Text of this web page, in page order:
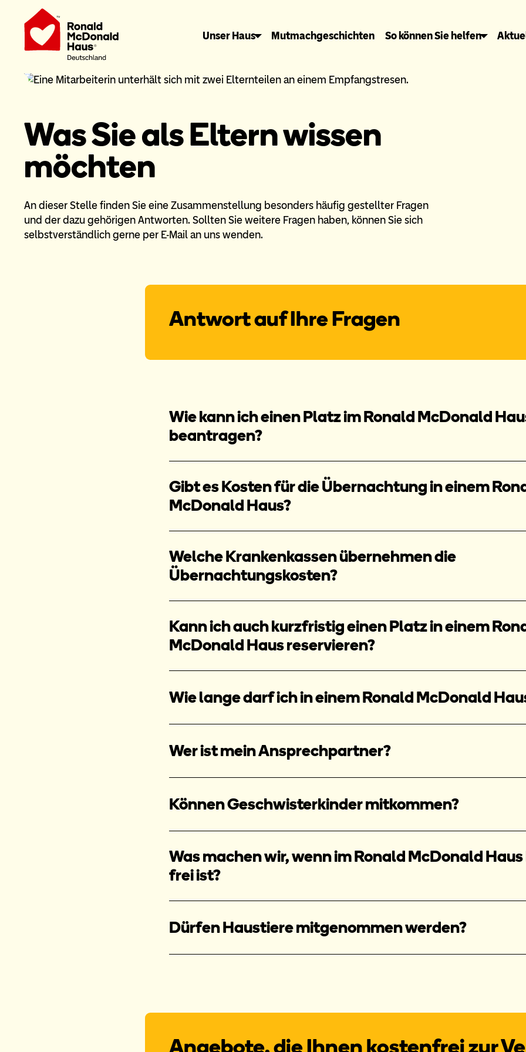
Unser Haus Mutmachgeschichten So können Sie helfen
Was Sie als Eltern wissen
möchten
An dieser Stelle finden Sie eine Zusammenstellung besonders häufig gestellter Fragen
und der dazu gehörigen Antworten. Sollten Sie weitere Fragen haben, können Sie sich
selbstverständlich gerne per E-Mail an uns wenden.
Antwort auf Ihre Fragen
Wie kann ich einen Platz im Ronald McDonald
beantragen?
Gibt es Kosten für die Übernachtung in einem
McDonald Haus?
Welche Krankenkassen übernehmen die
Übernachtungskosten?
Kann ich auch kurzfristig einen Platz in einem
McDonald Haus reservieren?
Wie lange darf ich in einem Ronald McDonald
Wer ist mein Ansprechpartner?
Können Geschwisterkinder mitkommen?
Was machen wir, wenn im Ronald McDonald
frei ist?
Dürfen Haustiere mitgenommen werden?
Angebote, die Ihnen kostenfrei zur